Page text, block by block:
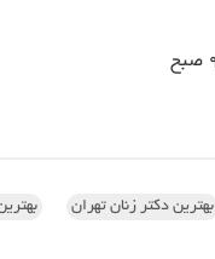
بهترین دکتر زنان تهران